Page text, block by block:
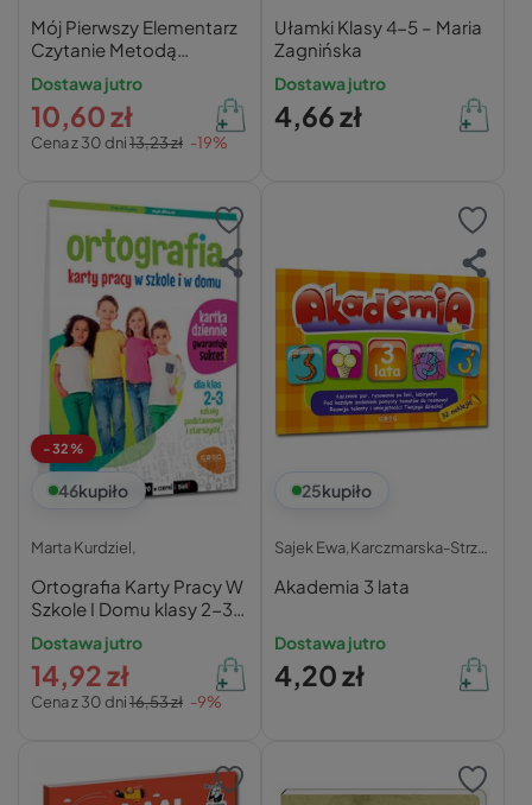
Mój Pierwszy Elementarz
Czytanie Metodą
Sylabową Czytanie
Sylabami Greg
Dostawa jutro
Cena z 30 dni13,23 zł -19%
10,60 zł
Ułamki Klasy 4-5 – Maria
Zagnińska
Dostawa jutro
4,66 zł
-32%
46kupiło
Marta Kurdziel,
Ortografia Karty Pracy W
Szkole I Domu klasy 2-3 –
Marta Kurdziel
Dostawa jutro
Cena z 30 dni16,53 zł -9%
14,92 zł
25kupiło
Sajek Ewa,Karczmarska-Strzebońska Alicja (nadzór m,
Akademia 3 lata
Dostawa jutro
4,20 zł